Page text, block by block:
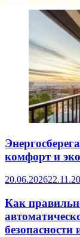
комфорт и
20.06.2026
Как